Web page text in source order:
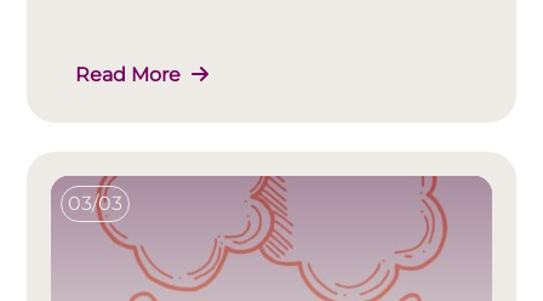
Read More
03/03